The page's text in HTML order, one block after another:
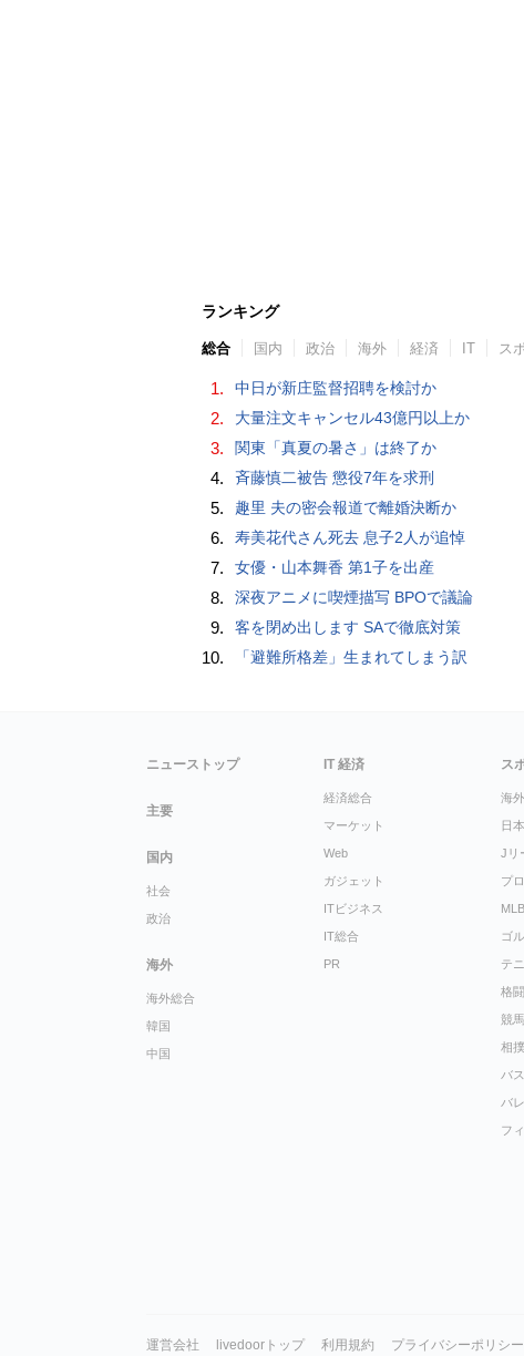
ランキング
総合 国内 政治 海外 経済 IT ス
1. 中日が新庄監督招聘を検討か
2. 大量注文キャンセル43億円以上か
3. 関東「真夏の暑さ」は終了か
4. 斉藤慎二被告 懲役7年を求刑
5. 趣里 夫の密会報道で離婚決断か
6. 寿美花代さん死去 息子2人が追悼
7. 女優・山本舞香 第1子を出産
8. 深夜アニメに喫煙描写 BPOで議論
9. 客を閉め出します SAで徹底対策
10. 「避難所格差」生まれてしまう訳
ニューストップ
主要
国内
社会
政治
海外
海外総合
韓国
中国
IT 経済
経済総合
マーケット
Web
ガジェット
ITビジネス
IT総合
PR
ス
海
日
Jリ
プ
MLB
ゴ
テ
格
競馬
相撲
バ
バ
フ
運営会社 livedoorトップ 利用規約 プライバシーポリシー